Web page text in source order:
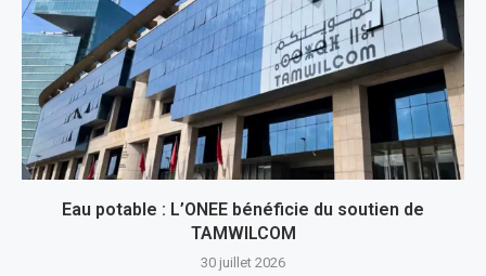
Eau potable : L’ONEE bénéficie du soutien de
TAMWILCOM
30 juillet 2026